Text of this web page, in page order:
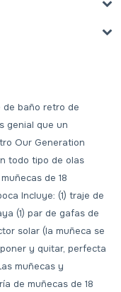
de baño retro de
genial que un
Our Generation
todo tipo de olas
de 18
Incluye: (1) traje de
(1) par de gafas de
solar (la muñeca se
y quitar, perfecta
muñecas y
de muñecas de 18